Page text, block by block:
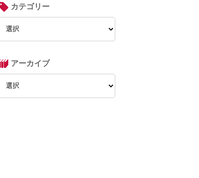
カテゴリー
アーカイブ